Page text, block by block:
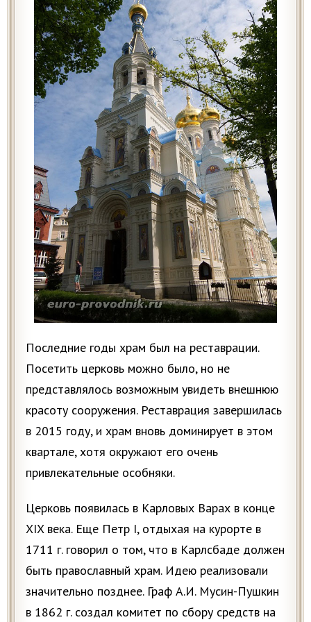
Последние годы храм был на реставрации.
Посетить церковь можно было, но не
представлялось возможным увидеть внешнюю
красоту сооружения. Реставрация завершилась
в 2015 году, и храм вновь доминирует в этом
квартале, хотя окружают его очень
привлекательные особняки.
Церковь появилась в Карловых Варах в конце
XIX века. Еще Петр I, отдыхая на курорте в
1711 г. говорил о том, что в Карлсбаде должен
быть православный храм. Идею реализовали
значительно позднее. Граф А.И. Мусин-Пушкин
в 1862 г. создал комитет по сбору средств на